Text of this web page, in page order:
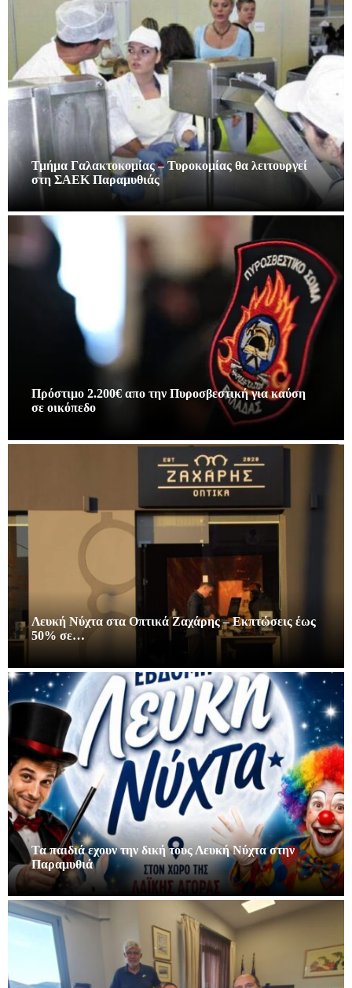
Τμήμα Γαλακτοκομίας – Τυροκομίας θα λειτουργεί
στη ΣΑΕΚ Παραμυθιάς
Πρόστιμο 2.200€ απο την Πυροσβεστική για καύση
σε οικόπεδο
Λευκή Νύχτα στα Οπτικά Ζαχάρης – Εκπτώσεις έως
50% σε…
Τα παιδιά εχουν την δική τους Λευκή Νύχτα στην
Παραμυθιά